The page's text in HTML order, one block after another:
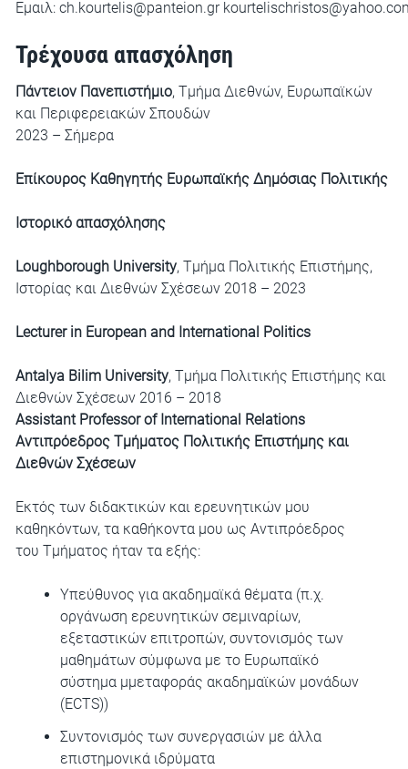
Εμαιλ: ch.kourtelis@panteion.gr
Τρέχουσα απασχόληση
Πάντειον Πανεπιστήμιο, Τμήμα Διεθνών, Ευρωπαϊκών
και Περιφερειακών Σπουδών
2023 – Σήμερα
Επίκουρος Καθηγητής Ευρωπαϊκής Δημόσιας Πολιτικής
Ιστορικό απασχόλησης
Loughborough University, Τμήμα Πολιτικής Επιστήμης,
Ιστορίας και Διεθνών Σχέσεων 2018 – 2023
Lecturer in European and International Politics
Antalya Bilim University, Τμήμα Πολιτικής Επιστήμης και
Διεθνών Σχέσεων 2016 – 2018
Assistant Professor of International Relations
Αντιπρόεδρος Τμήματος Πολιτικής Επιστήμης και
Διεθνών Σχέσεων
Εκτός των διδακτικών και ερευνητικών μου
καθηκόντων, τα καθήκοντα μου ως Αντιπρόεδρος
του Τμήματος ήταν τα εξής:
Υπεύθυνος για ακαδημαϊκά θέματα (π.χ.
οργάνωση ερευνητικών σεμιναρίων,
εξεταστικών επιτροπών, συντονισμός των
μαθημάτων σύμφωνα με το Ευρωπαϊκό
σύστημα µμεταφοράς ακαδημαϊκών μονάδων
(ECTS))
Συντονισμός των συνεργασιών με άλλα
επιστημονικά ιδρύματα